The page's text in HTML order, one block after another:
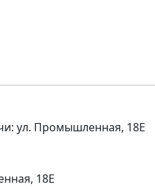
ул. Промышленная, 18Е
18Е